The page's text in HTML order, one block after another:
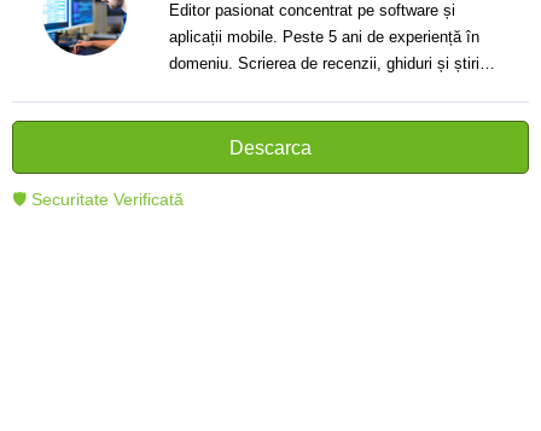
Editor pasionat concentrat pe software și
aplicații mobile. Peste 5 ani de experiență în
domeniu. Scrierea de recenzii, ghiduri și știri.
cititorii să înțeleagă și să folosească mai bine
tehnologia modernă.
Descarca
🛡 Securitate Verificată